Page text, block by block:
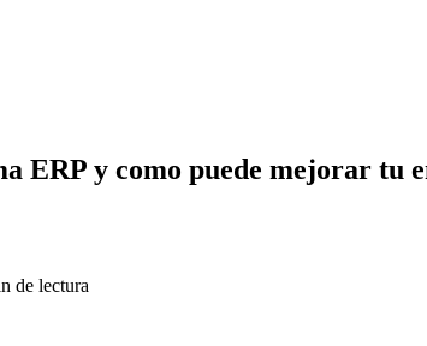
ERP y como puede mejorar tu
de lectura